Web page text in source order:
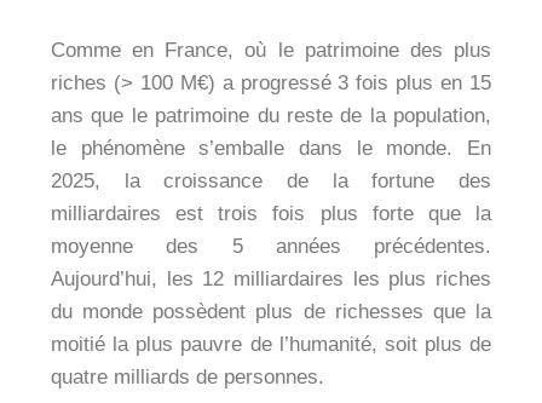
Comme en France, où le patrimoine des plus
riches (> 100 M€) a progressé 3 fois plus en 15
ans que le patrimoine du reste de la population,
le phénomène s’emballe dans le monde. En
2025, la croissance de la fortune des
milliardaires est trois fois plus forte que la
moyenne des 5 années précédentes.
Aujourd’hui, les 12 milliardaires les plus riches
du monde possèdent plus de richesses que la
moitié la plus pauvre de l’humanité, soit plus de
quatre milliards de personnes.